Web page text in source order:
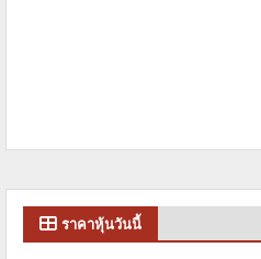
ราคาหุ้นวันนี้